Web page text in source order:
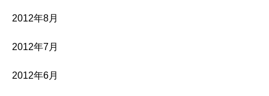
2012年8月
2012年7月
2012年6月